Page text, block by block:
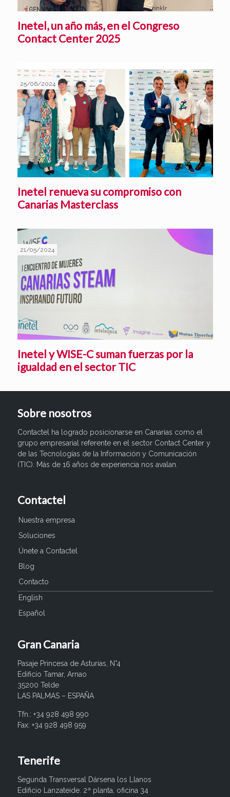
Inetel, un año más, en el Congreso
Contact Center 2025
25/06/2024
Inetel renueva su compromiso con
Canarias Masterclass
21/05/2024
Inetel y WISE-C suman fuerzas por la
igualdad en el sector TIC
Sobre nosotros
Contactel ha logrado posicionarse en Canarias como el
grupo empresarial referente en el sector Contact Center y
de las Tecnologías de la Información y Comunicación
(TIC). Más de 16 años de experiencia nos avalan.
Contactel
Nuestra empresa
Soluciones
Únete a Contactel
Blog
Contacto
English
Español
Gran Canaria
Pasaje Princesa de Asturias, N°4
Edificio Tamar, Arnao
35200 Telde
LAS PALMAS – ESPAÑA
Tfn.: +34 928 498 990
Fax: +34 928 498 959
Tenerife
Segunda Transversal Dársena los Llanos
Edificio Lanzateide. 2ª planta, oficina 34